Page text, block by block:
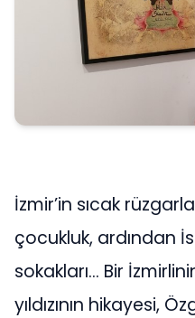
İzmir’in sıcak
çocukluk, ardından
sokakları… Bir
yıldızının hikayesi,